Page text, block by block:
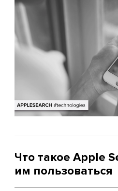
Что такое Apple
им пользоваться